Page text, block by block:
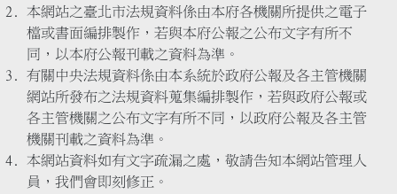
本網站之臺北市法規資料係由本府各機關所提供之電子
檔或書面編排製作，若與本府公報之公布文字有所不
同，以本府公報刊載之資料為準。
有關中央法規資料係由本系統於政府公報及各主管機關
網站所發布之法規資料蒐集編排製作，若與政府公報或
各主管機關之公布文字有所不同，以政府公報及各主管
機關刊載之資料為準。
本網站資料如有文字疏漏之處，敬請告知本網站管理人
員，我們會即刻修正。